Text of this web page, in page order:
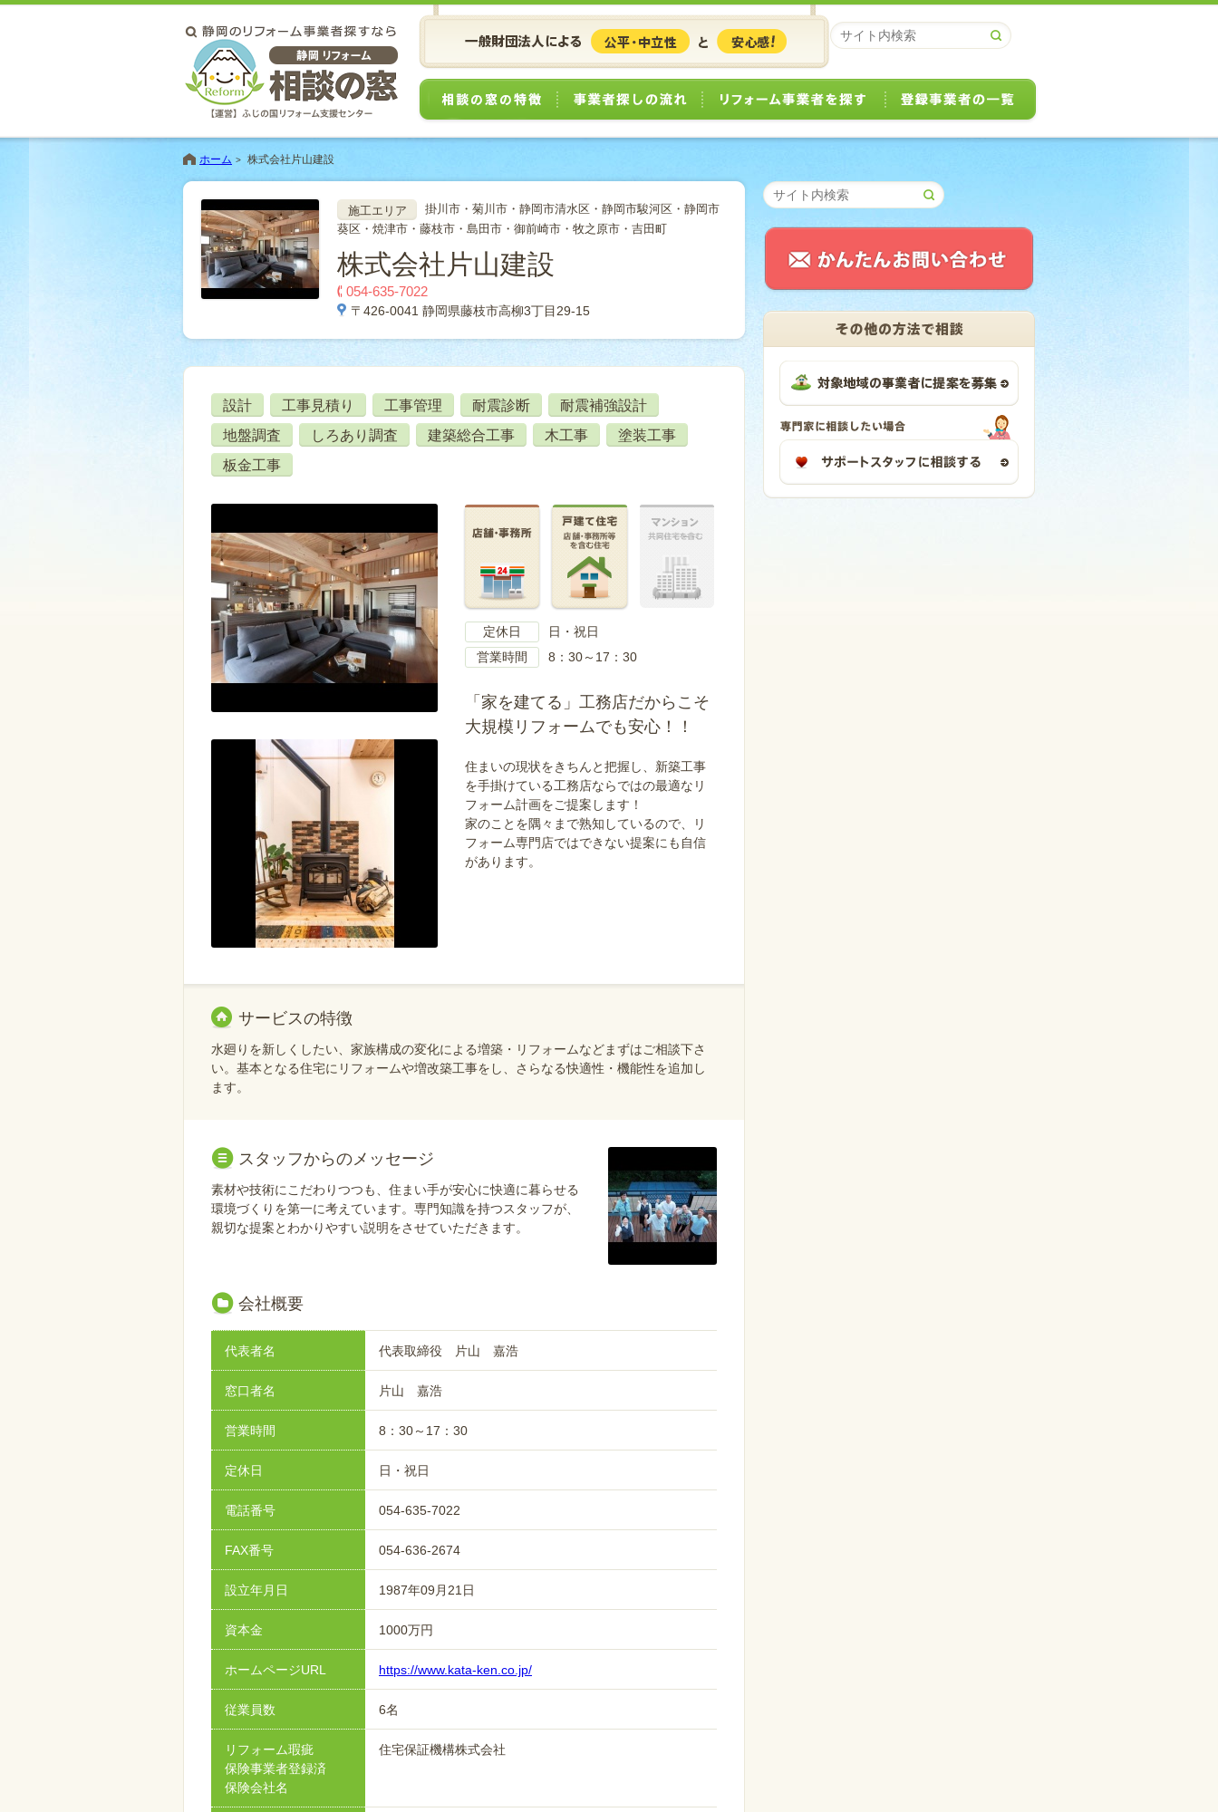
ホーム 株式会社片山建設
施工エリア
掛川市・菊川市・静岡市清水区・静岡市駿河区・静岡市
葵区・焼津市・藤枝市・島田市・御前崎市・牧之原市・吉田町
株式会社片山建設
054-635-7022
〒426-0041 静岡県藤枝市高柳3丁目29-15
設計 工事見積り 工事管理 耐震診断
耐震補強設計
地盤調査
しろあり調査 建築総合工事 木工事
塗装工事
板金工事
定休日
日・祝日
営業時間
8：30～17：30
「家を建てる」工務店だからこそ
大規模リフォームでも安心！！
住まいの現状をきちんと把握し、新築工事
を手掛けている工務店ならではの最適なリ
フォーム計画をご提案します！
家のことを隅々まで熟知しているので、リ
フォーム専門店ではできない提案にも自信
があります。
サービスの特徴
水廻りを新しくしたい、家族構成の変化による増築・リフォームなどまずはご相談下さ
い。基本となる住宅にリフォームや増改築工事をし、さらなる快適性・機能性を追加し
ます。
スタッフからのメッセージ
素材や技術にこだわりつつも、住まい手が安心に快適に暮らせる
環境づくりを第一に考えています。専門知識を持つスタッフが、
親切な提案とわかりやすい説明をさせていただきます。
会社概要
代表者名 代表取締役 片山 嘉浩
窓口者名 片山 嘉浩
営業時間 8：30～17：30
定休日 日・祝日
電話番号 054-635-7022
FAX番号 054-636-2674
設立年月日 1987年09月21日
資本金 1000万円
ホームページURL https://www.kata-ken.co.jp/
従業員数 6名
リフォーム瑕疵
保険事業者登録済
保険会社名
住宅保証機構株式会社